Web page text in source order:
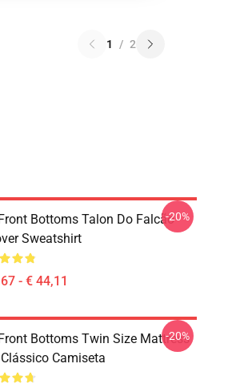
1 / 2
Bottoms Talon Do Falcão
Sweatshirt
- € 44,11
-20%
Bottoms Twin Size Mattress
Camiseta
-20%